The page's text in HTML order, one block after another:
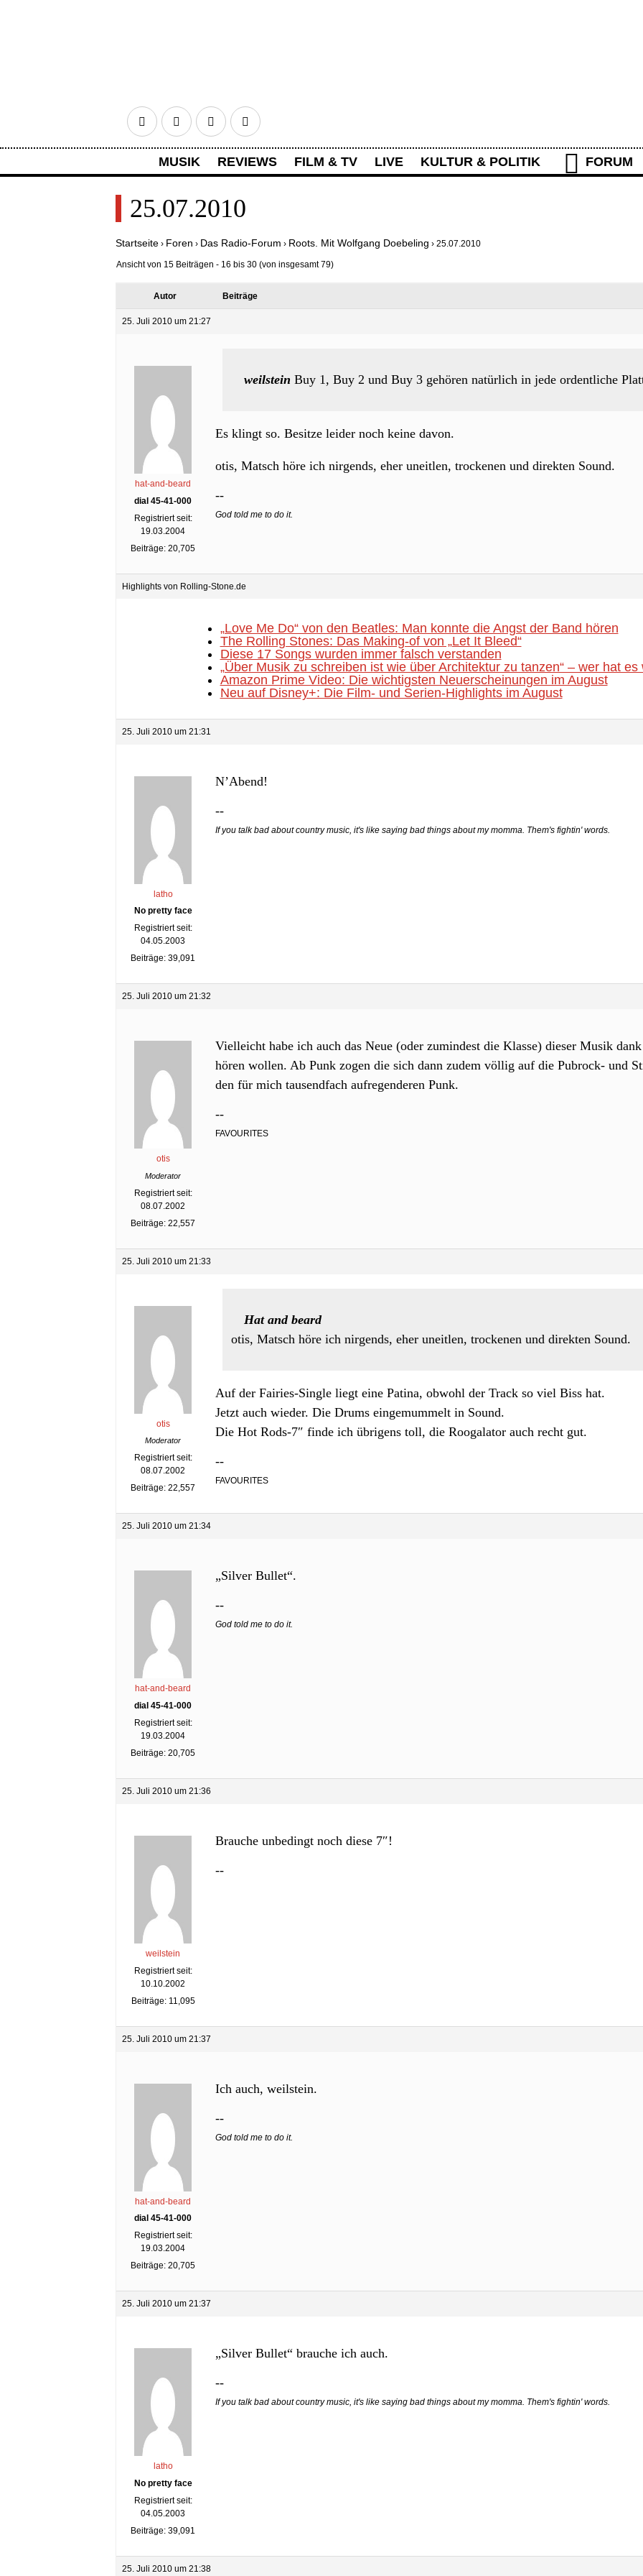
FacebookTwitter Google+RSS
MUSIK REVIEWS FILM & TV LIVE KULTUR & POLITIK FORUM
HOME ANMELDEN REGISTRIEREN WAS IST NEU? AKTIVITÄTEN
25.07.2010
Startseite › Foren › Das Radio-Forum › Roots. Mit Wolfgang Doebeling › 25.07.2010
Ansicht von 15 Beiträgen - 16 bis 30 (von insgesamt 79)
Autor Beiträge
25. Juli 2010 um 21:27
hat-and-beard
dial 45-41-000
Registriert seit:
19.03.2004
Beiträge: 20,705
weilstein Buy 1, Buy 2 und Buy 3 gehören natürlich in jede ordentliche
Es klingt so. Besitze leider noch keine davon.
otis, Matsch höre ich nirgends, eher uneitlen, trockenen und direkten Sound.
--
God told me to do it.
Highlights von Rolling-Stone.de
„Love Me Do“ von den Beatles: Man konnte die Angst der Band hören
The Rolling Stones: Das Making-of von „Let It Bleed“
Diese 17 Songs wurden immer falsch verstanden
„Über Musik zu schreiben ist wie über Architektur zu tanzen“ – wer hat
Amazon Prime Video: Die wichtigsten Neuerscheinungen im August
Neu auf Disney+: Die Film- und Serien-Highlights im August
25. Juli 2010 um 21:31
latho
No pretty face
Registriert seit:
04.05.2003
Beiträge: 39,091
N’Abend!
--
If you talk bad about country music, it's like saying bad things about my momma. Them's fightin' words.
25. Juli 2010 um 21:32
otis
Moderator
Registriert seit:
08.07.2002
Beiträge: 22,557
Vielleicht habe ich auch das Neue (oder zumindest die Klasse) dieser Musik
hören wollen. Ab Punk zogen die sich dann zudem völlig auf die Pubrock- und
den für mich tausendfach aufregenderen Punk.
--
FAVOURITES
25. Juli 2010 um 21:33
otis
Moderator
Registriert seit:
08.07.2002
Beiträge: 22,557
Hat and beard
otis, Matsch höre ich nirgends, eher uneitlen, trockenen und direkten Sound.
Auf der Fairies-Single liegt eine Patina, obwohl der Track so viel Biss hat.
Jetzt auch wieder. Die Drums eingemummelt in Sound.
Die Hot Rods-7″ finde ich übrigens toll, die Roogalator auch recht gut.
--
FAVOURITES
25. Juli 2010 um 21:34
hat-and-beard
dial 45-41-000
Registriert seit:
19.03.2004
Beiträge: 20,705
„Silver Bullet“.
--
God told me to do it.
25. Juli 2010 um 21:36
weilstein
Registriert seit:
10.10.2002
Beiträge: 11,095
Brauche unbedingt noch diese 7″!
--
25. Juli 2010 um 21:37
hat-and-beard
dial 45-41-000
Registriert seit:
19.03.2004
Beiträge: 20,705
Ich auch, weilstein.
--
God told me to do it.
25. Juli 2010 um 21:37
latho
No pretty face
Registriert seit:
04.05.2003
Beiträge: 39,091
„Silver Bullet“ brauche ich auch.
--
If you talk bad about country music, it's like saying bad things about my momma. Them's fightin' words.
25. Juli 2010 um 21:38